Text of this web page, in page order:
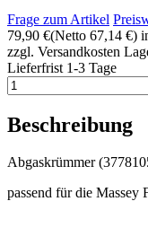
Frage zum Artikel
79,90 €(Netto 67,14 €)
zzgl. Versandkosten
Lieferfrist 1-3 Tage
Beschreibung
Abgaskrümmer
passend für die Massey